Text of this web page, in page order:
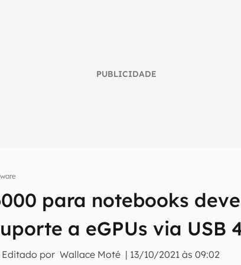
PUBLICIDADE
para notebooks
a eGPUs via USB
Editado por Wallace Moté | 13/10/2021 às 09:02
do mundo tech!
Canaltech e receba notícias e reviews sobre tecnologia